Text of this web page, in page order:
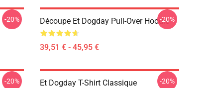
-20% Découpe Et Dogday Pull-Over Hoodie
39,51 € - 45,95 €
-20%
-20% Et Dogday T-Shirt Classique -20%